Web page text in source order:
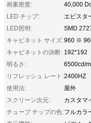
画素密度:
40,000
LED チップ:
エピスタ
LED照明:
SMD
キャビネット サイズ:960 ※
キャビネットの決断: 192*192
明るさ:
6500cd/
リフレッシュ レート:2400HZ
使用法:
屋外
スクリーン次元:
カスタマ
チューブ チップの色:フルカラ